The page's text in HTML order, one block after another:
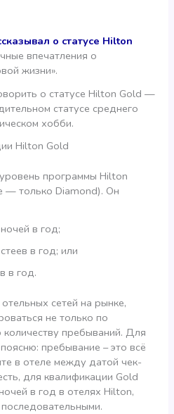
о статусе Hilton
впечатления о
жизни».
о статусе Hilton Gold —
статусе среднего
хобби.
Hilton Gold
программы Hilton
— только Diamond). Он
в год;
в год; или
в год.
сетей на рынке,
не только по
количеству пребываний. Для
пребывание – это всё
в отеле между датой чек-
для квалификации Gold
в год в отелях Hilton,